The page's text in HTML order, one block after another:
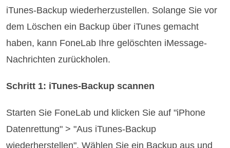
iTunes-Backup wiederherzustellen. Solange Sie vor
dem Löschen ein Backup über iTunes gemacht
haben, kann FoneLab Ihre gelöschten iMessage-
Nachrichten zurückholen.
Schritt 1: iTunes-Backup scannen
Starten Sie FoneLab und klicken Sie auf "iPhone
Datenrettung" > "Aus iTunes-Backup
wiederherstellen". Wählen Sie ein Backup aus und